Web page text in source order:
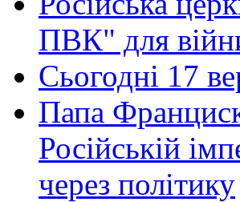
ПВК" для
Сьогодні 17
Папа
Російській
через політику